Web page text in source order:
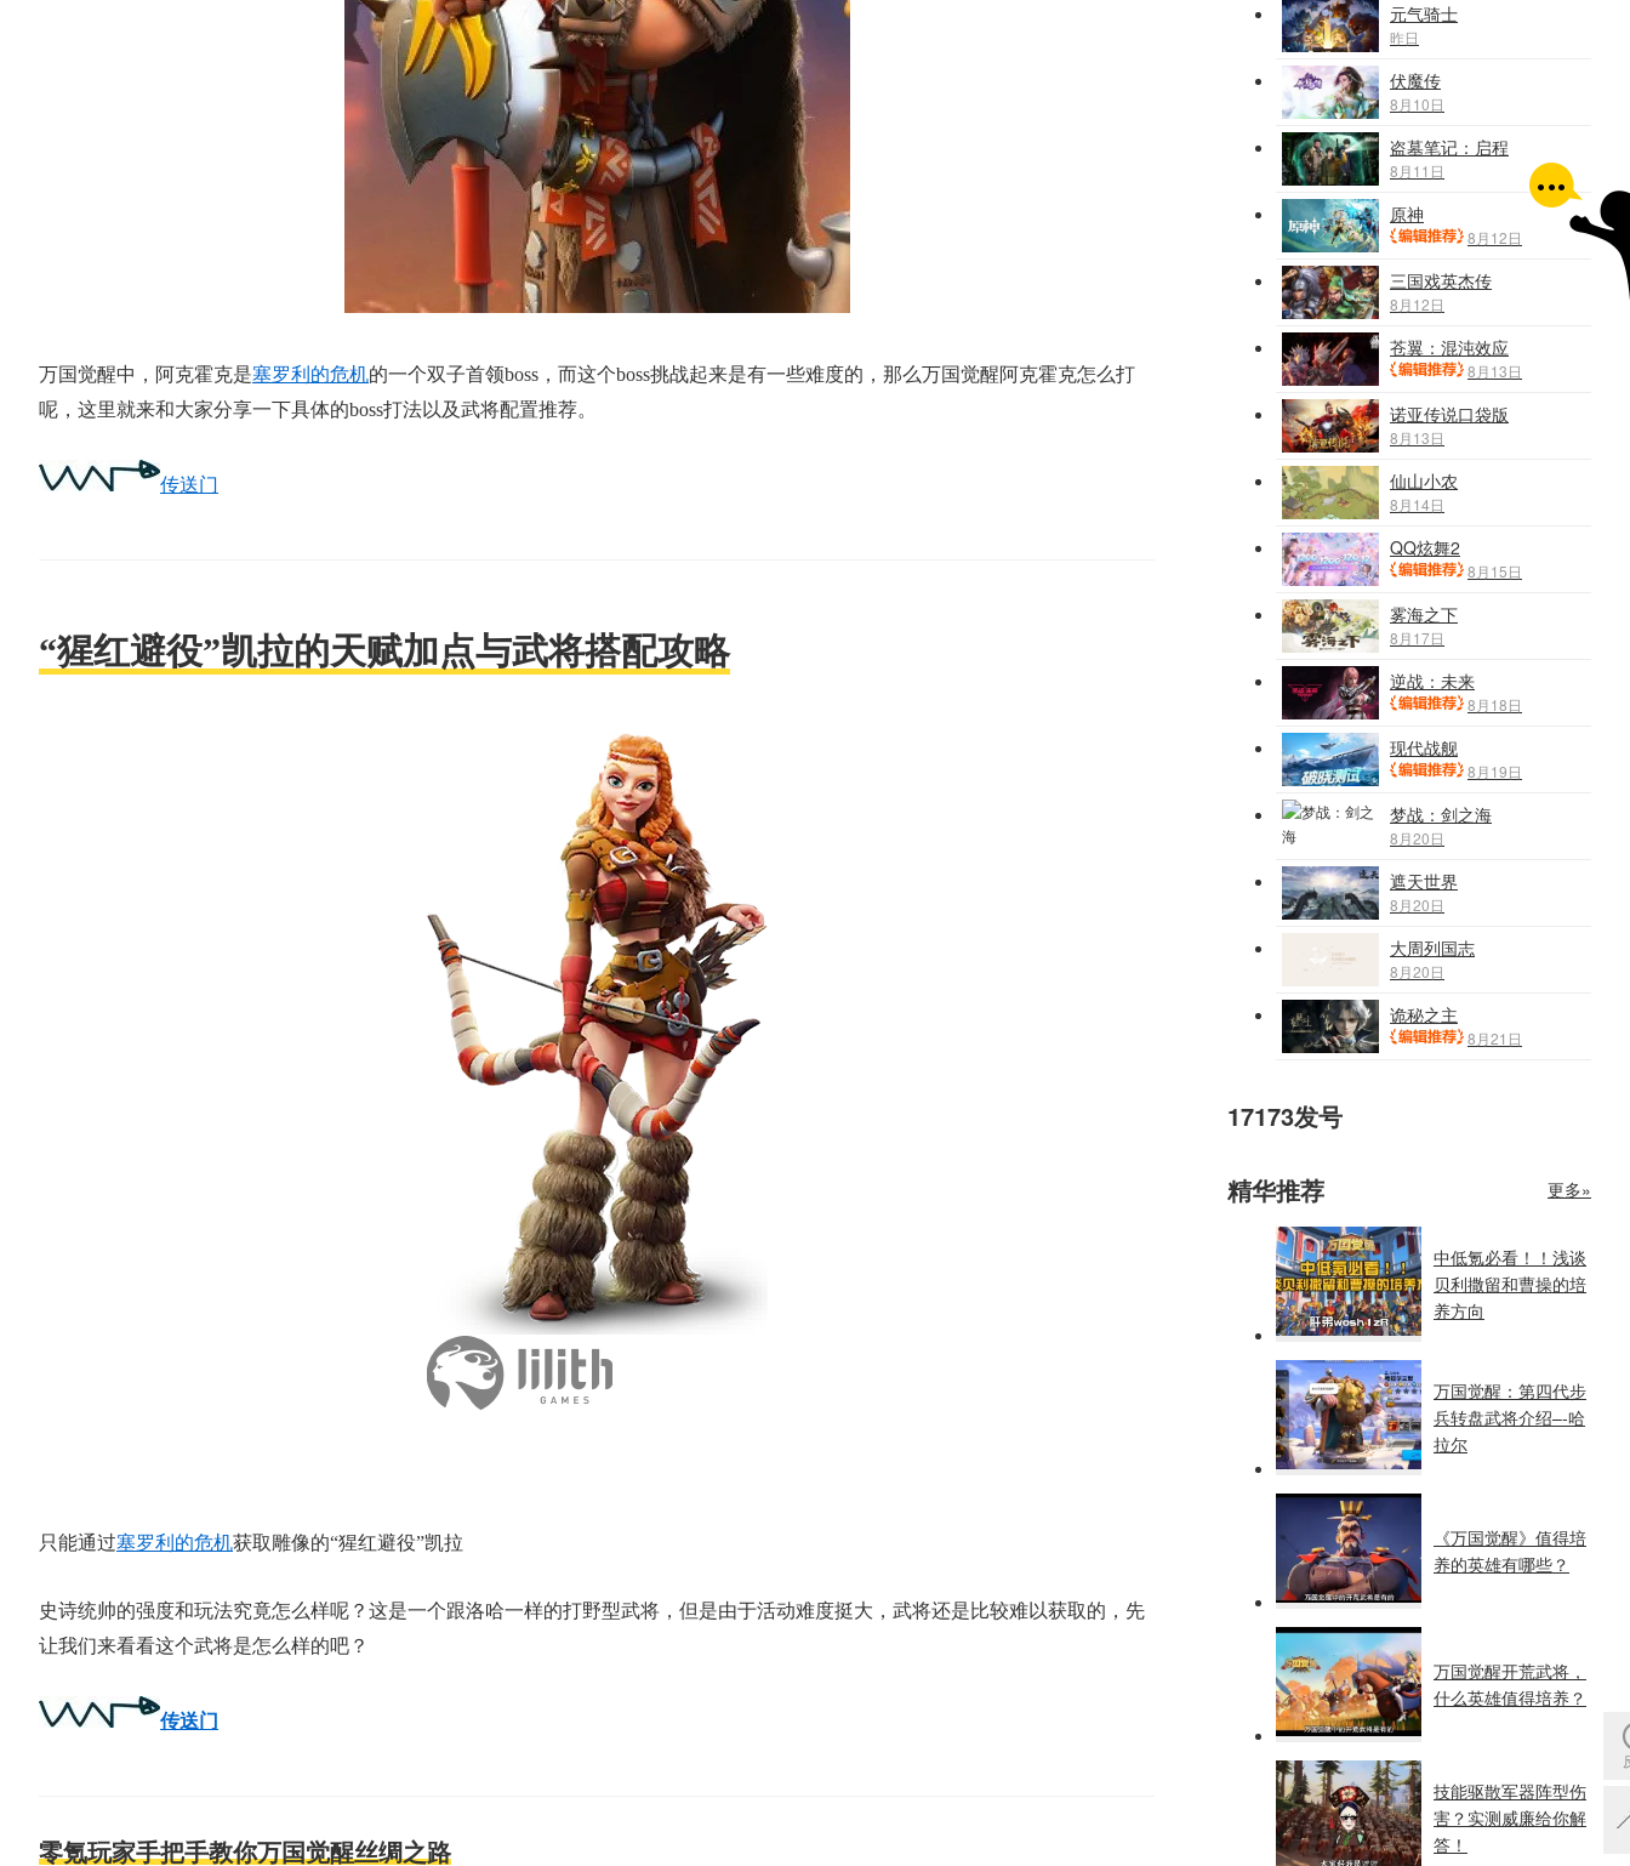
万国觉醒中，阿克霍克是塞罗利的危机的一个双子首领boss，而这个boss挑战起来是有一些难度的，那么万国觉醒阿克霍克怎么打
呢，这里就来和大家分享一下具体的boss打法以及武将配置推荐。
传送门
“猩红避役”凯拉的天赋加点与武将搭配攻略
只能通过塞罗利的危机获取雕像的“猩红避役”凯拉
史诗统帅的强度和玩法究竟怎么样呢？这是一个跟洛哈一样的打野型武将，但是由于活动难度挺大，武将还是比较难以获取的，先
让我们来看看这个武将是怎么样的吧？
传送门
零氪玩家手把手教你万国觉醒丝绸之路
元气骑士
昨日
伏魔传
8月10日
盗墓笔记：启程
8月11日
原神
8月12日
三国戏英杰传
8月12日
苍翼：混沌效应
8月13日
诺亚传说口袋版
8月13日
仙山小农
8月14日
QQ炫舞2
8月15日
雾海之下
8月17日
逆战：未来
8月18日
现代战舰
8月19日
梦战：剑之海
8月20日
遮天世界
8月20日
大周列国志
8月20日
诡秘之主
8月21日
17173发号
精华推荐 更多»
中低氪必看！！浅谈
贝利撒留和曹操的培
养方向
万国觉醒：第四代步
兵转盘武将介绍–-哈
拉尔
《万国觉醒》值得培
养的英雄有哪些？
万国觉醒开荒武将，
什么英雄值得培养？
技能驱散军器阵型伤
害？实测威廉给你解
答！